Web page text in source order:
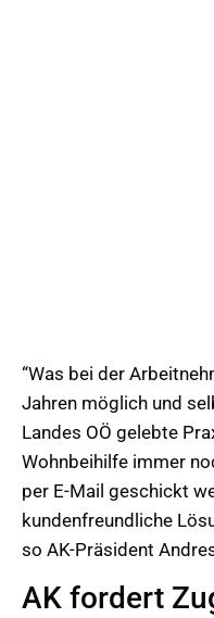
“Was bei der
Jahren möglich und
Landes OÖ gelebte
Wohnbeihilfe immer
per E-Mail geschickt
kundenfreundliche
so AK-Präsident
AK fordert